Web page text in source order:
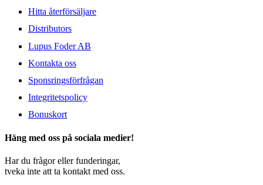
Hitta återförsäljare
Distributors
Lupus Foder AB
Kontakta oss
Sponsringsförfrågan
Integritetspolicy
Bonuskort
Häng med oss på sociala medier!
Har du frågor eller funderingar,
tveka inte att ta kontakt med oss.